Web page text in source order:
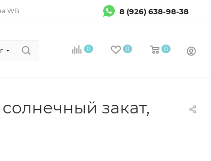
WB 8 (926) 638-98-38
0 0 0
закат,